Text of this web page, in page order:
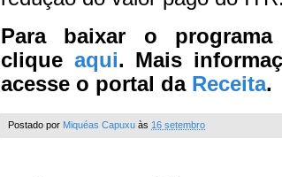
Para baixar o
clique aqui. Mais
acesse o portal da Receita.
Postado por Miquéas Capuxu às 16 setembro